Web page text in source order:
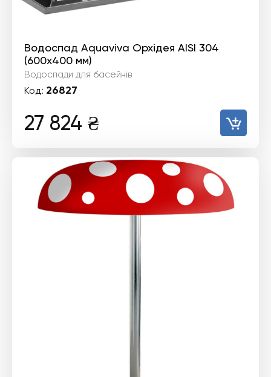
Водоспад Aquaviva Орхідея AISI 304
(600x400 мм)
Водоспади для басейнів
Код: 26827
27 824 ₴